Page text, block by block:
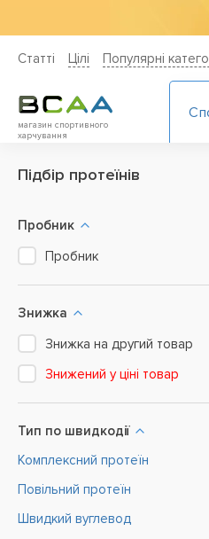
Статті Цiлi Популярні
магазин спортивного
харчування
Підбір протеїнів
Пробник
Пробник
Знижка
Знижка на другий товар
Знижений у ціні товар
Тип по швидкодії
Комплексний протеїн
Повільний протеїн
Швидкий вуглевод